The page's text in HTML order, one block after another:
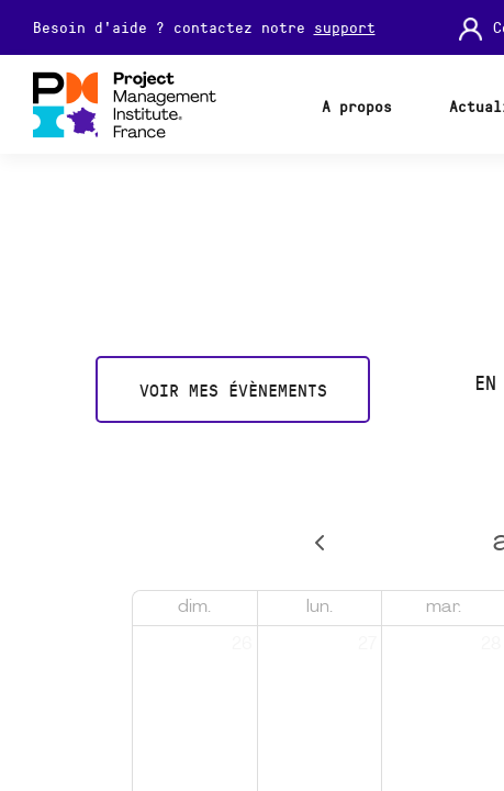
Besoin d'aide ? contactez notre support
A propos
VOIR MES ÉVÈNEMENTS
dim. lun. mar.